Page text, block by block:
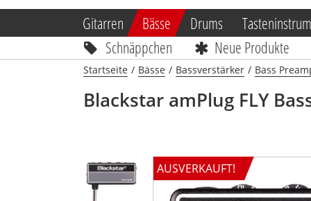
Gitarren Bässe Drums
Schnäppchen
Neue Produkte
Startseite / Bässe / Bassverstärker / Bass
Blackstar amPlug FLY
AUSVERKAUFT!